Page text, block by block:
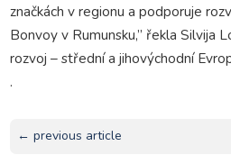
značkách v regionu a podporuje
Bonvoy v Rumunsku,” řekla Silvija
rozvoj – střední a jihovýchodní
.
← previous article